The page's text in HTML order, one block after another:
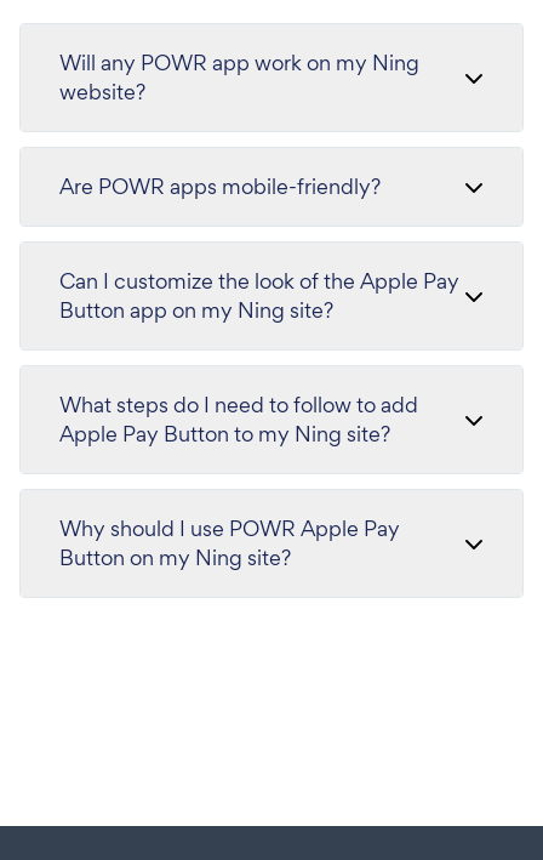
Will any POWR app work on my Ning
website?
Are POWR apps mobile-friendly?
Can I customize the look of the Apple Pay
Button app on my Ning site?
What steps do I need to follow to add
Apple Pay Button to my Ning site?
Why should I use POWR Apple Pay
Button on my Ning site?